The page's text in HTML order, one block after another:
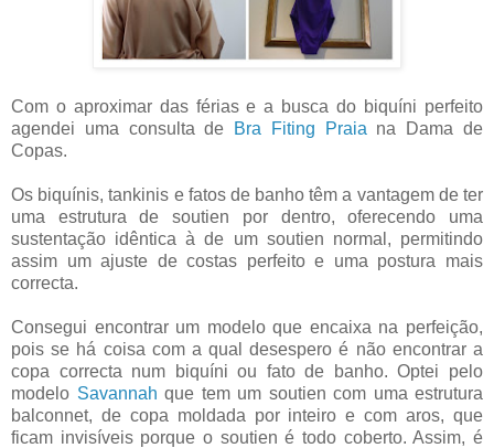
Com o aproximar das férias e a busca do biquíni perfeito
agendei uma consulta de
Bra Fiting Praia na Dama de
Copas.
Os biquínis, tankinis e fatos de banho têm a vantagem de ter
uma estrutura de soutien por dentro, oferecendo uma
sustentação idêntica à de um soutien normal, permitindo
assim um ajuste de costas perfeito e uma postura mais
correcta.
Consegui encontrar um modelo que encaixa na perfeição,
pois se há coisa com a qual desespero é não encontrar a
copa correcta num biquíni ou fato de banho. Optei pelo
modelo Savannah que tem um soutien com uma estrutura
balconnet, de copa moldada por inteiro e com aros, que
ficam invisíveis porque o soutien é todo coberto. Assim, é